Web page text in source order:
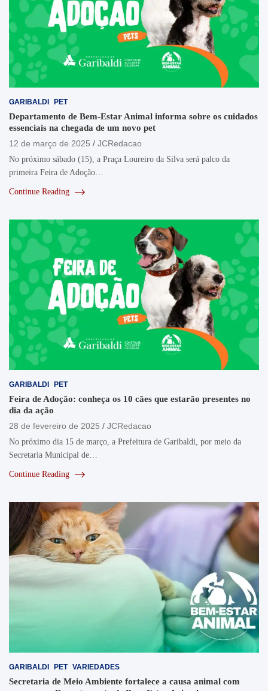
GARIBALDI PET
Departamento de Bem-Estar Animal informa sobre os cuidados
essenciais na chegada de um novo pet
12 de março de 2025
JCRedacao
No próximo sábado (15), a Praça Loureiro da Silva será palco da
primeira Feira de Adoção…
Continue Reading
GARIBALDI PET
Feira de Adoção: conheça os 10 cães que estarão presentes no
dia da ação
28 de fevereiro de 2025
JCRedacao
No próximo dia 15 de março, a Prefeitura de Garibaldi, por meio da
Secretaria Municipal de…
Continue Reading
GARIBALDI PET VARIEDADES
Secretaria de Meio Ambiente fortalece a causa animal com